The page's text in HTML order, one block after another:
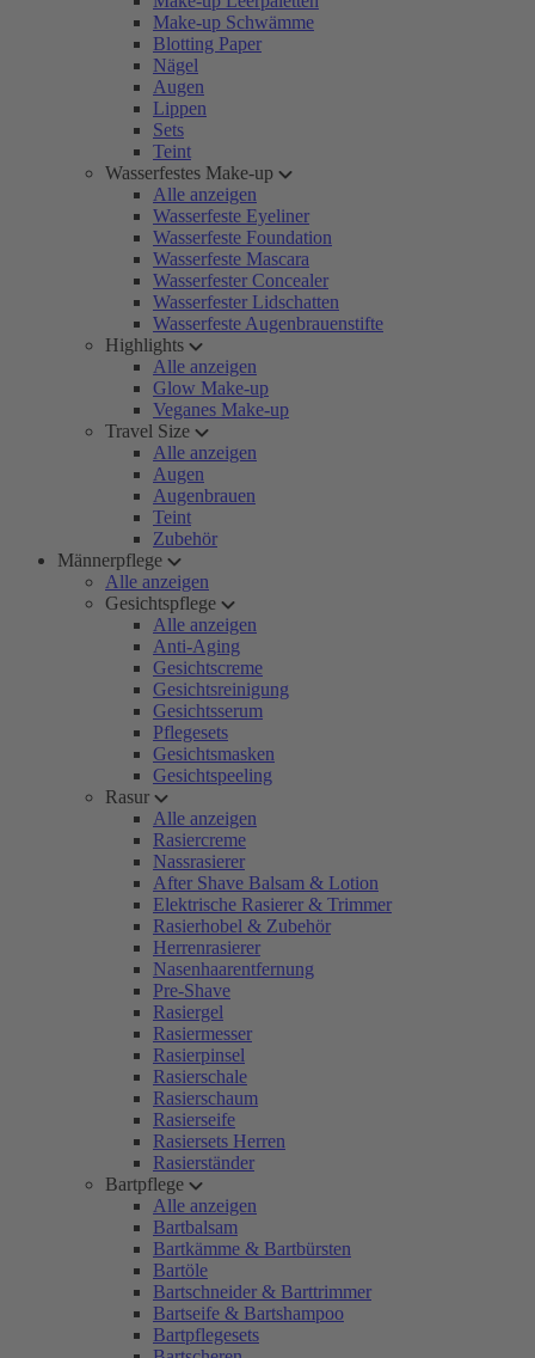
Make-up Schwämme
Blotting Paper
Nägel
Augen
Lippen
Sets
Teint
Wasserfestes Make-up
Alle anzeigen
Wasserfeste Eyeliner
Wasserfeste Foundation
Wasserfeste Mascara
Wasserfester Concealer
Wasserfester Lidschatten
Wasserfeste Augenbrauenstifte
Highlights
Alle anzeigen
Glow Make-up
Veganes Make-up
Travel Size
Alle anzeigen
Augen
Augenbrauen
Teint
Zubehör
Männerpflege
Alle anzeigen
Gesichtspflege
Alle anzeigen
Anti-Aging
Gesichtscreme
Gesichtsreinigung
Gesichtsserum
Pflegesets
Gesichtsmasken
Gesichtspeeling
Rasur
Alle anzeigen
Rasiercreme
Nassrasierer
After Shave Balsam & Lotion
Elektrische Rasierer & Trimmer
Rasierhobel & Zubehör
Herrenrasierer
Nasenhaarentfernung
Pre-Shave
Rasiergel
Rasiermesser
Rasierpinsel
Rasierschale
Rasierschaum
Rasierseife
Rasiersets Herren
Rasierständer
Bartpflege
Alle anzeigen
Bartbalsam
Bartkämme & Bartbürsten
Bartöle
Bartschneider & Barttrimmer
Bartseife & Bartshampoo
Bartpflegesets